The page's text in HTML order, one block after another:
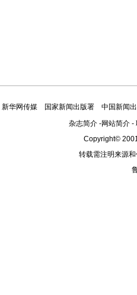
新华网传媒 国家新闻出版署
中国新闻
杂志简介-网站简介-
Copyright©
转载需注明来源